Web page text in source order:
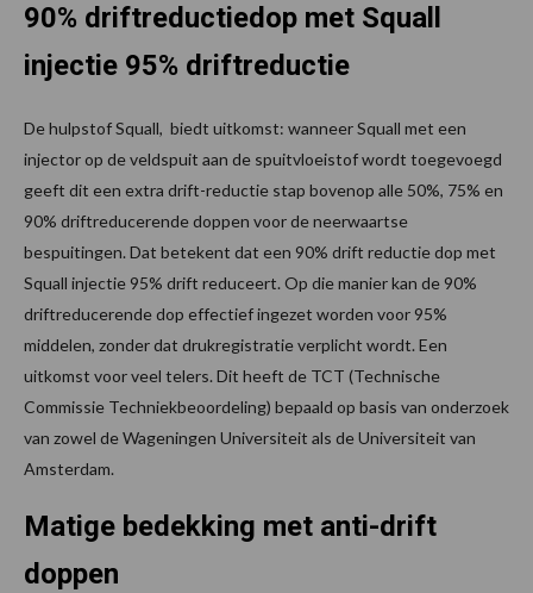
90% driftreductiedop met Squall
injectie 95% driftreductie
De hulpstof Squall, biedt uitkomst: wanneer Squall met een
injector op de veldspuit aan de spuitvloeistof wordt toegevoegd
geeft dit een extra drift-reductie stap bovenop alle 50%, 75% en
90% driftreducerende doppen voor de neerwaartse
bespuitingen. Dat betekent dat een 90% drift reductie dop met
Squall injectie 95% drift reduceert. Op die manier kan de 90%
driftreducerende dop effectief ingezet worden voor 95%
middelen, zonder dat drukregistratie verplicht wordt. Een
uitkomst voor veel telers. Dit heeft de TCT (Technische
Commissie Techniekbeoordeling) bepaald op basis van onderzoek
van zowel de Wageningen Universiteit als de Universiteit van
Amsterdam.
Matige bedekking met anti-drift
doppen